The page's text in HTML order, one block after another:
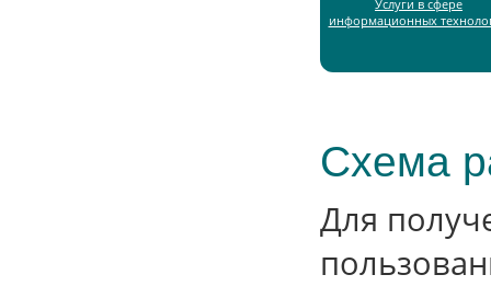
Услуги в сфере
информационных
Схема
Для